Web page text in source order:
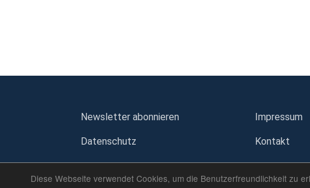
Diese Webseite verwendet Cookies, um die Benutzerfreundlichkeit zu
Newsletter abonnieren Impressum
Datenschutz Kontakt